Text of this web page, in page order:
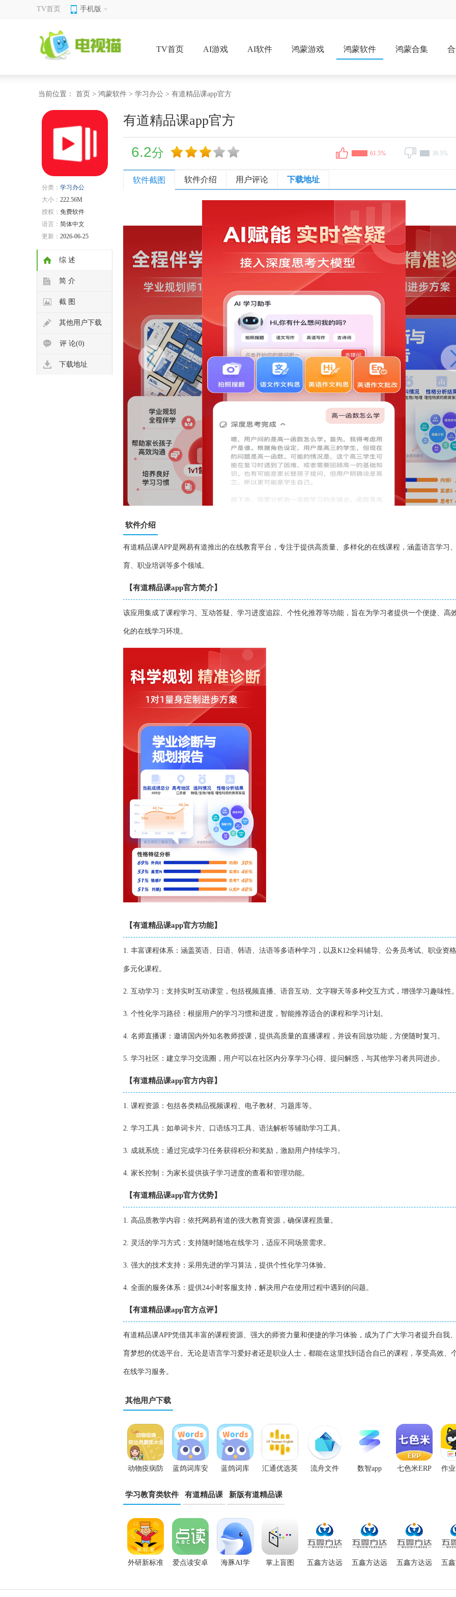
TV首页 手机版
TV首页 AI游戏 AI软件 鸿蒙游戏 鸿蒙软件 鸿蒙合集
当前位置： 首页 > 鸿蒙软件 > 学习办公 > 有道精品课app官方
分类： 学习办公
大小： 222.56M
授权： 免费软件
语言： 简体中文
更新： 2026-06-25
综 述
简 介
截 图
其他用户下载
评 论(0)
下载地址
有道精品课app官方
6.2分 61.5% 38.5%
软件截图 软件介绍 用户评论 下载地址
软件介绍
有道精品课APP是网易有道推出的在线教育平台，专注于提供高质量、多样化的在线课程，涵盖语言学习
育、职业培训等多个领域。
【有道精品课app官方简介】
该应用集成了课程学习、互动答疑、学习进度追踪、个性化推荐等功能，旨在为学习者提供一个便捷、高
化的在线学习环境。
【有道精品课app官方功能】
1. 丰富课程体系：涵盖英语、日语、韩语、法语等多语种学习，以及K12全科辅导、公务员考试、职业资
多元化课程。
2. 互动学习：支持实时互动课堂，包括视频直播、语音互动、文字聊天等多种交互方式，增强学习趣味性。
3. 个性化学习路径：根据用户的学习习惯和进度，智能推荐适合的课程和学习计划。
4. 名师直播课：邀请国内外知名教师授课，提供高质量的直播课程，并设有回放功能，方便随时复习。
5. 学习社区：建立学习交流圈，用户可以在社区内分享学习心得、提问解惑，与其他学习者共同进步。
【有道精品课app官方内容】
1. 课程资源：包括各类精品视频课程、电子教材、习题库等。
2. 学习工具：如单词卡片、口语练习工具、语法解析等辅助学习工具。
3. 成就系统：通过完成学习任务获得积分和奖励，激励用户持续学习。
4. 家长控制：为家长提供孩子学习进度的查看和管理功能。
【有道精品课app官方优势】
1. 高品质教学内容：依托网易有道的强大教育资源，确保课程质量。
2. 灵活的学习方式：支持随时随地在线学习，适应不同场景需求。
3. 强大的技术支持：采用先进的学习算法，提供个性化学习体验。
4. 全面的服务体系：提供24小时客服支持，解决用户在使用过程中遇到的问题。
【有道精品课app官方点评】
有道精品课APP凭借其丰富的课程资源、强大的师资力量和便捷的学习体验，成为了广大学习者提升自我
育梦想的优选平台。无论是语言学习爱好者还是职业人士，都能在这里找到适合自己的课程，享受高效、
在线学习服务。
其他用户下载
动物疫病防
治员题库大
蓝鸽词库安
卓版
蓝鸽词库 汇通优选英
语
流舟文件 数智app 七色米ERP 作
学习教育类软件 有道精品课 新版有道精品课
外研新标准 爱点读安卓 海豚AI学 掌上盲图 五鑫方达远 五鑫方达远 五鑫方达远 五